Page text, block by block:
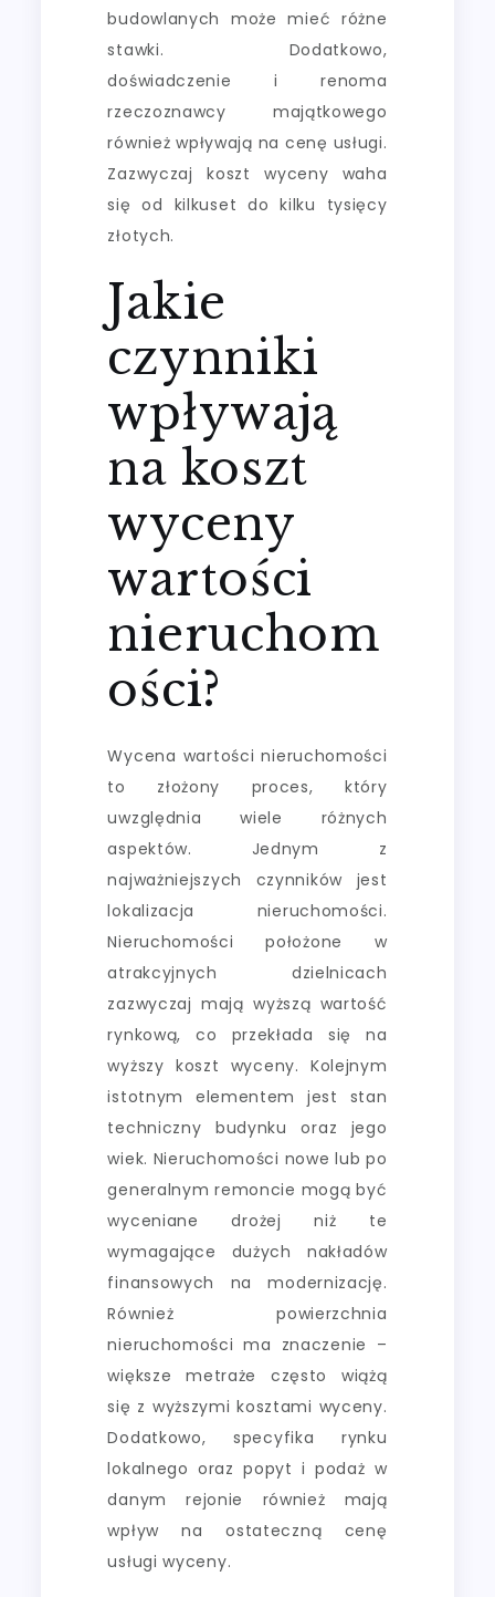
budowlanych może mieć różne
stawki. Dodatkowo,
doświadczenie i renoma
rzeczoznawcy majątkowego
również wpływają na cenę usługi.
Zazwyczaj koszt wyceny waha
się od kilkuset do kilku tysięcy
złotych.
Jakie
czynniki
wpływają
na koszt
wyceny
wartości
nieruchom
ości?
Wycena wartości nieruchomości
to złożony proces, który
uwzględnia wiele różnych
aspektów. Jednym z
najważniejszych czynników jest
lokalizacja nieruchomości.
Nieruchomości położone w
atrakcyjnych dzielnicach
zazwyczaj mają wyższą wartość
rynkową, co przekłada się na
wyższy koszt wyceny. Kolejnym
istotnym elementem jest stan
techniczny budynku oraz jego
wiek. Nieruchomości nowe lub po
generalnym remoncie mogą być
wyceniane drożej niż te
wymagające dużych nakładów
finansowych na modernizację.
Również powierzchnia
nieruchomości ma znaczenie –
większe metraże często wiążą
się z wyższymi kosztami wyceny.
Dodatkowo, specyfika rynku
lokalnego oraz popyt i podaż w
danym rejonie również mają
wpływ na ostateczną cenę
usługi wyceny.